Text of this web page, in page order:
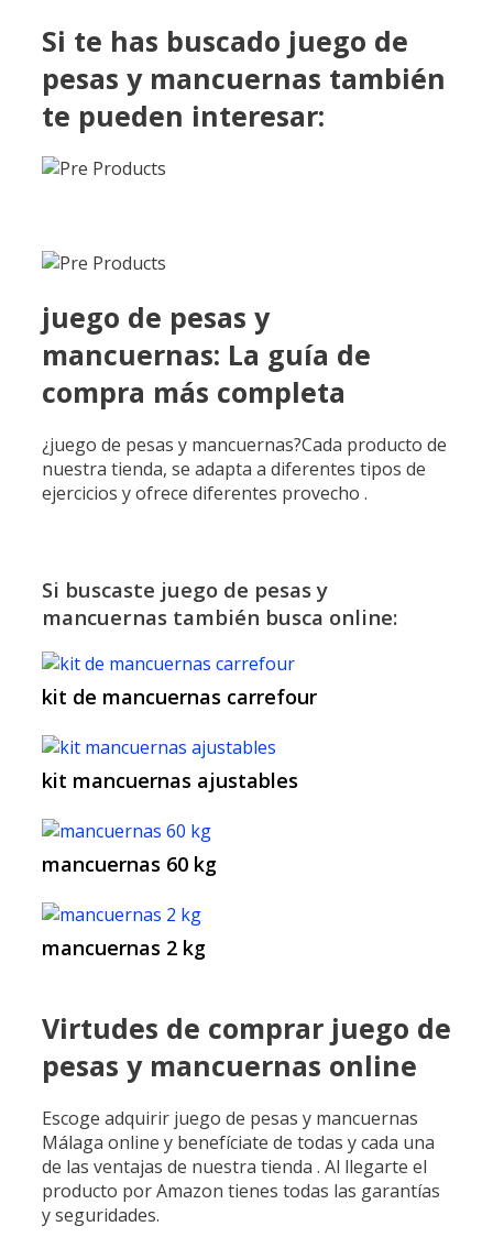
Si te has buscado juego de
pesas y mancuernas también
te pueden interesar:
juego de pesas y
mancuernas: La guía de
compra más completa
¿juego de pesas y mancuernas?Cada producto de
nuestra tienda, se adapta a diferentes tipos de
ejercicios y ofrece diferentes provecho .
Si buscaste juego de pesas y
mancuernas también busca online:
kit de mancuernas carrefour
kit mancuernas ajustables
mancuernas 60 kg
mancuernas 2 kg
Virtudes de comprar juego de
pesas y mancuernas online
Escoge adquirir juego de pesas y mancuernas
Málaga online y benefíciate de todas y cada una
de las ventajas de nuestra tienda . Al llegarte el
producto por Amazon tienes todas las garantías
y seguridades.